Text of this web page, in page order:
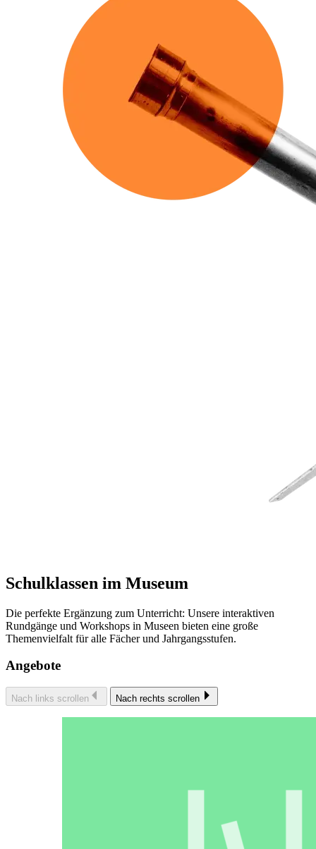
Schulklassen im Museum
Die perfekte Ergänzung zum Unterricht: Unsere interaktiven
Rundgänge und Workshops in Museen bieten eine große
Themenvielfalt für alle Fächer und Jahrgangsstufen.
Angebote
Nach links scrollen Nach rechts scrollen